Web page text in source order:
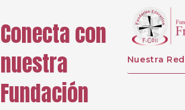
Conecta con
nuestra
Fundación
Nuestra